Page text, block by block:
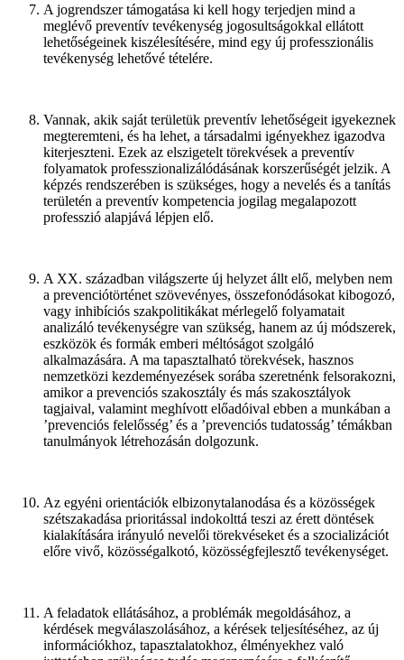
A jogrendszer támogatása ki kell hogy terjedjen mind a
meglévő preventív tevékenység jogosultságokkal ellátott
lehetőségeinek kiszélesítésére, mind egy új professzionális
tevékenység lehetővé tételére.
Vannak, akik saját területük preventív lehetőségeit igyekeznek
megteremteni, és ha lehet, a társadalmi igényekhez igazodva
kiterjeszteni. Ezek az elszigetelt törekvések a preventív
folyamatok professzionalizálódásának korszerűségét jelzik. A
képzés rendszerében is szükséges, hogy a nevelés és a tanítás
területén a preventív kompetencia jogilag megalapozott
professzió alapjává lépjen elő.
A XX. században világszerte új helyzet állt elő, melyben nem
a prevenciótörténet szövevényes, összefonódásokat kibogozó,
vagy inhibíciós szakpolitikákat mérlegelő folyamatait
analizáló tevékenységre van szükség, hanem az új módszerek,
eszközök és formák emberi méltóságot szolgáló
alkalmazására. A ma tapasztalható törekvések, hasznos
nemzetközi kezdeményezések sorába szeretnénk felsorakozni,
amikor a prevenciós szakosztály és más szakosztályok
tagjaival, valamint meghívott előadóival ebben a munkában a
’prevenciós felelősség’ és a ’prevenciós tudatosság’ témákban
tanulmányok létrehozásán dolgozunk.
Az egyéni orientációk elbizonytalanodása és a közösségek
szétszakadása prioritással indokolttá teszi az érett döntések
kialakítására irányuló nevelői törekvéseket és a szocializációt
előre vivő, közösségalkotó, közösségfejlesztő tevékenységet.
A feladatok ellátásához, a problémák megoldásához, a
kérdések megválaszolásához, a kérések teljesítéséhez, az új
információkhoz, tapasztalatokhoz, élményekhez való